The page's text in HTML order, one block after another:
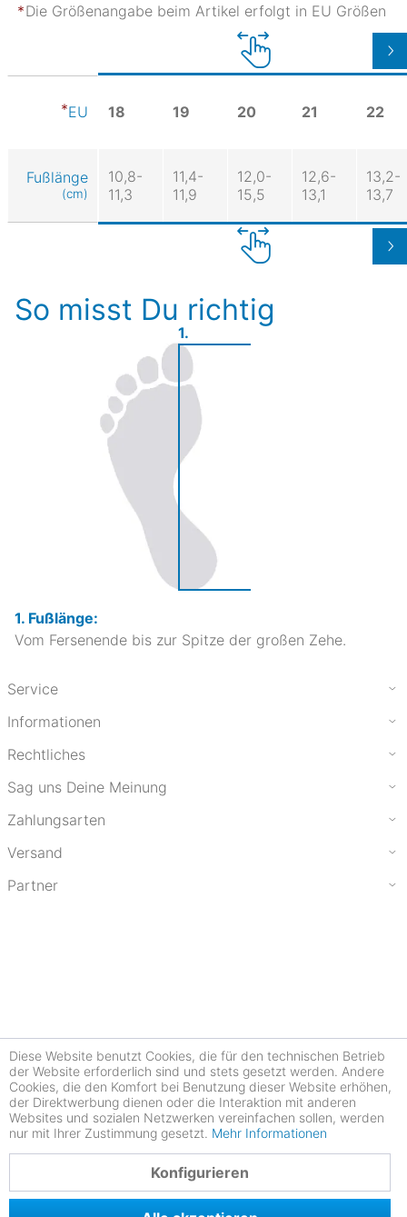
Die Größenangabe beim Artikel erfolgt in EU Größen
EU 18 19 20 21 22
Fußlänge
(cm)
10,8-
11,3
11,4-
11,9
12,0-
15,5
12,6-
13,1
13,2-
13,7
So misst Du richtig
1.
1. Fußlänge:
Vom Fersenende bis zur Spitze der großen Zehe.
Service
Informationen
Rechtliches
Sag uns Deine Meinung
Zahlungsarten
Versand
Partner
Diese Website benutzt Cookies, die für den technischen Betrieb
der Website erforderlich sind und stets gesetzt werden. Andere
Cookies, die den Komfort bei Benutzung dieser Website erhöhen,
der Direktwerbung dienen oder die Interaktion mit anderen
Websites und sozialen Netzwerken vereinfachen sollen, werden
nur mit Ihrer Zustimmung gesetzt. Mehr Informationen
Konfigurieren